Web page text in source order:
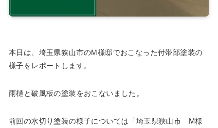
本日は、埼玉県狭山市のM様邸でおこなった付帯部塗装の
様子をレポートします。
雨樋と破風板の塗装をおこないました。
前回の水切り塗装の様子については「埼玉県狭山市 M様